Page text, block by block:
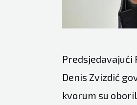
Predsjedavajući
Denis Zvizdić
kvorum su